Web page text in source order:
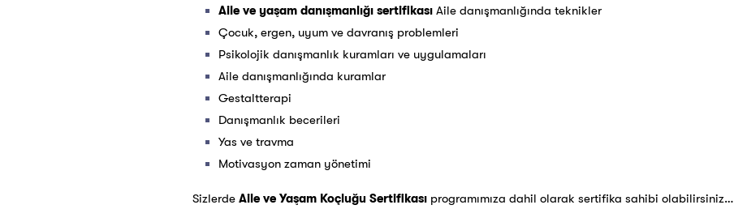
Aile ve yaşam danışmanlığı sertifikası Aile danışmanlığında teknikler
Çocuk, ergen, uyum ve davranış problemleri
Psikolojik danışmanlık kuramları ve uygulamaları
Aile danışmanlığında kuramlar
Gestaltterapi
Danışmanlık becerileri
Yas ve travma
Motivasyon zaman yönetimi
Sizlerde Aile ve Yaşam Koçluğu Sertifikası programımıza dahil olarak sertifika sahibi olabilirsiniz…